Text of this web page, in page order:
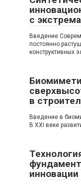
с
Введение
постоянно
конструктивных
в
Введение в
В XXI веке
инновации